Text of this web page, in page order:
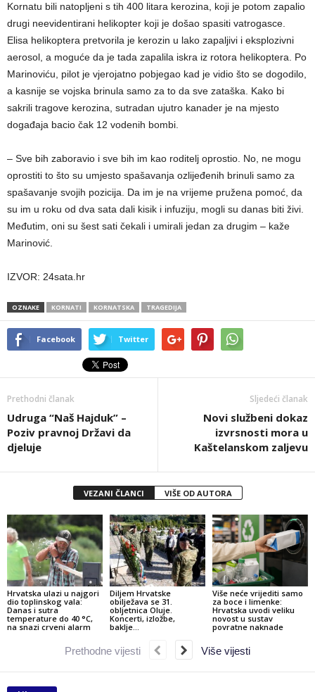
Kornatu bili natopljeni s tih 400 litara kerozina, koji je potom zapalio
drugi neevidentirani helikopter koji je došao spasiti vatrogasce.
Elisa helikoptera pretvorila je kerozin u lako zapaljivi i eksplozivni
aerosol, a moguće da je tada zapalila iskra iz rotora helikoptera. Po
Marinoviću, pilot je vjerojatno pobjegao kad je vidio što se dogodilo,
a kasnije se vojska brinula samo za to da sve zataška. Kako bi
sakrili tragove kerozina, sutradan ujutro kanader je na mjesto
događaja bacio čak 12 vodenih bombi.
– Sve bih zaboravio i sve bih im kao roditelj oprostio. No, ne mogu
oprostiti to što su umjesto spašavanja ozlijeđenih brinuli samo za
spašavanje svojih pozicija. Da im je na vrijeme pružena pomoć, da
su im u roku od dva sata dali kisik i infuziju, mogli su danas biti živi.
Međutim, oni su šest sati čekali i umirali jedan za drugim – kaže
Marinović.
IZVOR: 24sata.hr
OZNAKE KORNATI KORNATSKA TRAGEDIJA
Facebook Twitter
Prethodni članak
Udruga “Naš Hajduk” –
Poziv pravnoj Državi da
djeluje
Sljedeći članak
Novi službeni dokaz
izvrsnosti mora u
Kaštelanskom zaljevu
VEZANI ČLANCI VIŠE OD AUTORA
Hrvatska ulazi u najgori
dio toplinskog vala:
Danas i sutra
temperature do 40 °C,
na snazi crveni alarm
Diljem Hrvatske
obilježava se 31.
obljetnica Oluje.
Koncerti, izložbe,
baklje…
Više neće vrijediti samo
za boce i limenke:
Hrvatska uvodi veliku
novost u sustav
povratne naknade
Prethodne vijesti Više vijesti